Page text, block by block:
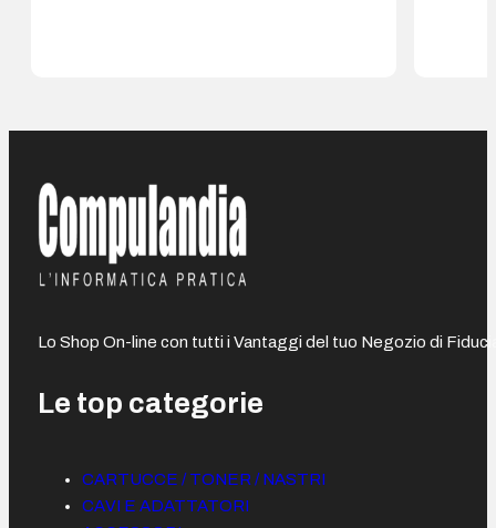
Lo Shop On-line con tutti i Vantaggi del tuo Negozio di
Le top categorie
CARTUCCE / TONER / NASTRI
CAVI E ADATTATORI